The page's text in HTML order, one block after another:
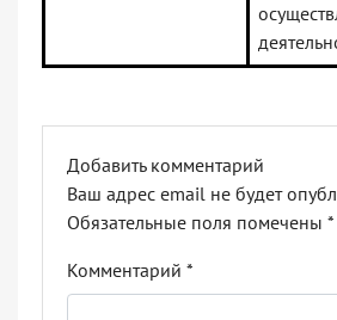
Добавить комментарий
Ваш адрес email не будет
Обязательные поля помечены *
Комментарий *